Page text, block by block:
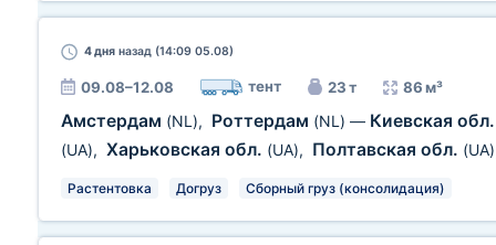
4 дня назад (14:09 05.08)
09.08–12.08 тент 23 т 86 м³
Амстердам (NL), Роттердам (NL) — Киевская
(UA), Харьковская обл. (UA), Полтавская обл. (UA)
Растентовка Догруз Сборный груз (консолидация)